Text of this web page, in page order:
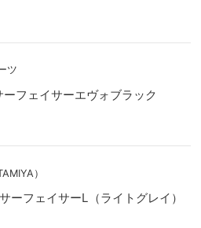
ツ
フェイサーエヴォブラック
）
ーフェイサーL（ライトグレイ）